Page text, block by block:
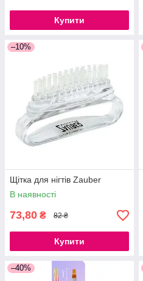
Купити
–10%
Щітка для нігтів Zauber
В наявності
73,80 ₴ 82 ₴
Купити
–40%